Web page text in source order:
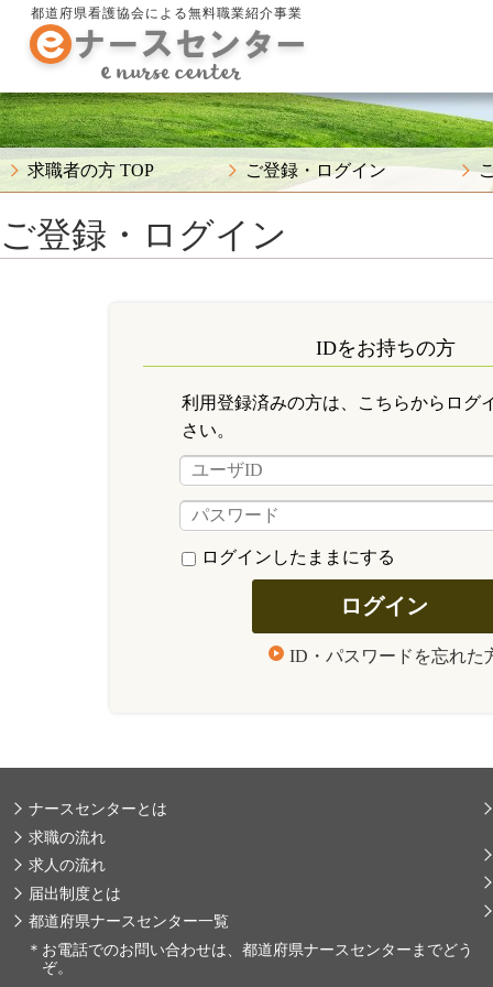
都道府県看護協会による無料職業紹介事業
求職者の方 TOP ご登録・ログイン
ご登録・ログイン
IDをお持ちの方
利用登録済みの方は、こちらからログ
さい。
ログインしたままにする
ID・パスワードを忘れた
ナースセンターとは
求職の流れ
求人の流れ
届出制度とは
都道府県ナースセンター一覧
＊ お電話でのお問い合わせは、都道府県ナースセンターまでどう
ぞ。